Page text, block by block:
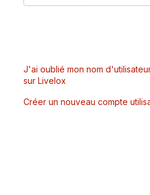
J'ai oublié mon nom
sur Livelox
Créer un nouveau compte